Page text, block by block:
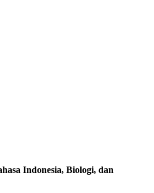
Indonesia, Biologi, dan